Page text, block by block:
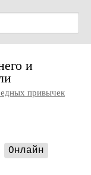
и
привычек
Онлайн